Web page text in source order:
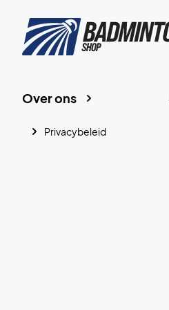
Over ons
Privacybeleid